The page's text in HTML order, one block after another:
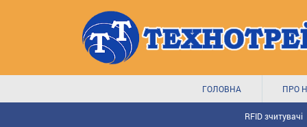
ГОЛОВНА ПРО
RFID зчитувачі